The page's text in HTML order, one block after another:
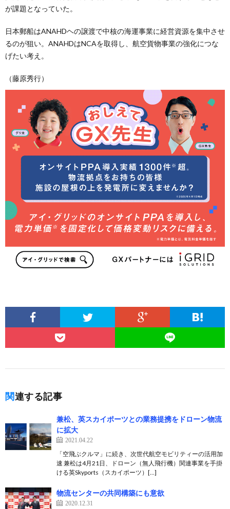
が課題となっていた。
日本郵船はANAHDヘの譲渡で中核の海運事業に経営資源を集中させ
るのが狙い。ANAHDはNCAを取得し、航空貨物事業の強化につな
げたい考え。
（藤原秀行）
関連する記事
兼松、英スカイポーツとの業務提携をドローン物流
に拡大
2021.04.22
「空飛ぶクルマ」に続き、次世代航空モビリティーの活用加
速 兼松は4月21日、ドローン（無人飛行機）関連事業を手掛
ける英Skyports（スカイポーツ）[…]
物流センターの共同構築にも意欲
2020.12.31